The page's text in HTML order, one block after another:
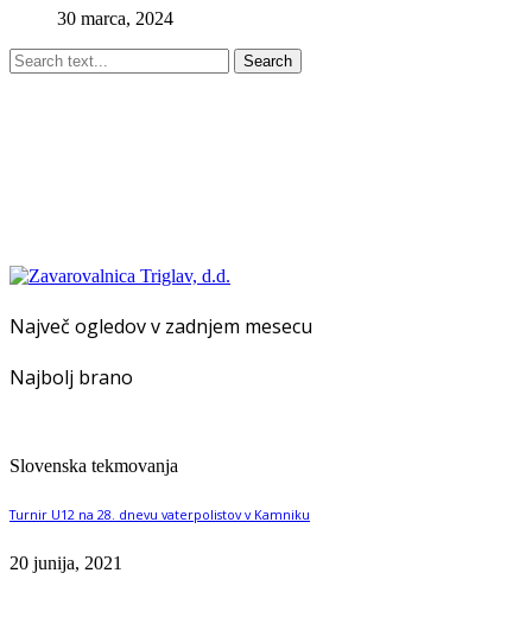
30 marca, 2024
Search
Največ ogledov v zadnjem mesecu
Najbolj brano
Slovenska tekmovanja
Turnir U12 na 28. dnevu vaterpolistov v Kamniku
20 junija, 2021